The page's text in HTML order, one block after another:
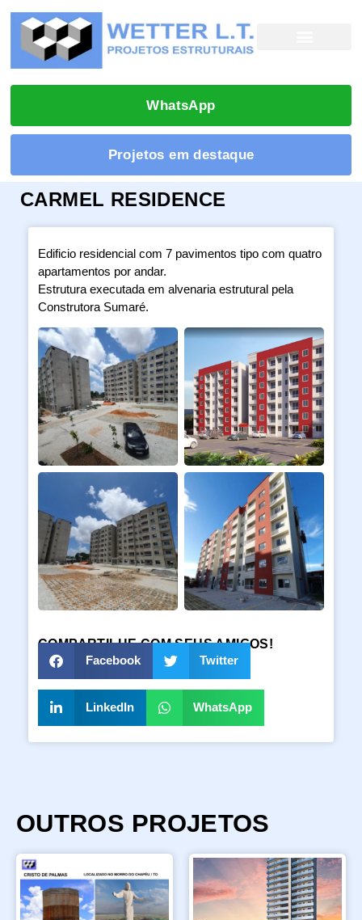
WhatsApp
Projetos em destaque
CARMEL RESIDENCE
Edificio residencial com 7 pavimentos tipo com quatro
apartamentos por andar.
Estrutura executada em alvenaria estrutural pela
Construtora Sumaré.
COMPARTILHE COM SEUS AMIGOS!
Facebook
Twitter
LinkedIn WhatsApp
OUTROS PROJETOS